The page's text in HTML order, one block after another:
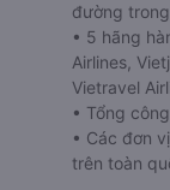
đường
• 5 hãng
Airlines,
Vietravel
• Tổng
• Các đơn
trên toàn